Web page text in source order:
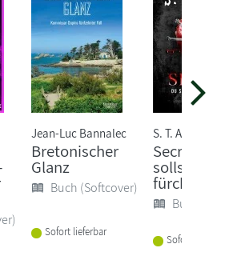
Jean-Luc Bannalec
Bretonischer
Glanz
Buch (Softcover)
Sofort lieferbar
S. T. Abby
Secret -
sollst
fürchten
Buch
Sofort